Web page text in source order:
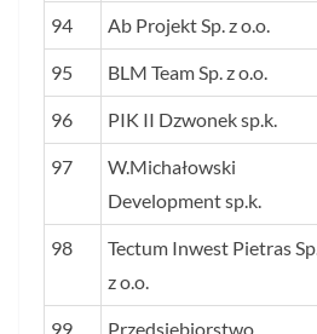
94 Ab Projekt Sp. z o.o.
95 BLM Team Sp. z o.o.
96 PIK II Dzwonek sp.k.
97
W.Michałowski
Development sp.k.
98
Tectum Inwest Pietras Sp.
z o.o.
99
Przedsiębiorstwo